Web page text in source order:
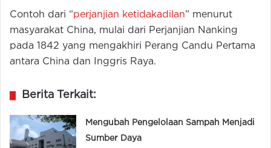
Contoh dari “perjanjian ketidakadilan” menurut
masyarakat China, mulai dari Perjanjian Nanking
pada 1842 yang mengakhiri Perang Candu Pertama
antara China dan Inggris Raya.
Berita Terkait:
Mengubah Pengelolaan Sampah Menjadi
Sumber Daya